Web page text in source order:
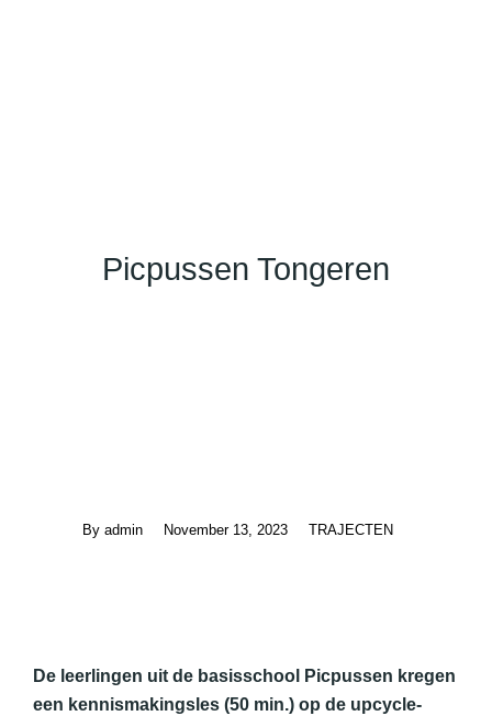
Picpussen Tongeren
By admin November 13, 2023 TRAJECTEN
De leerlingen uit de basisschool Picpussen kregen
een kennismakingsles (50 min.) op de upcycle-